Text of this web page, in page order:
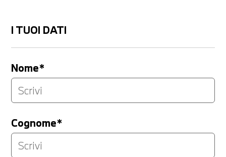
I TUOI DATI
Nome*
Cognome*